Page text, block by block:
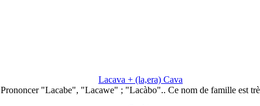
Lacava + (la,era) Cava
Prononcer "Lacabe", "Lacawe" ; "Lacàbo".. Ce nom de famille est